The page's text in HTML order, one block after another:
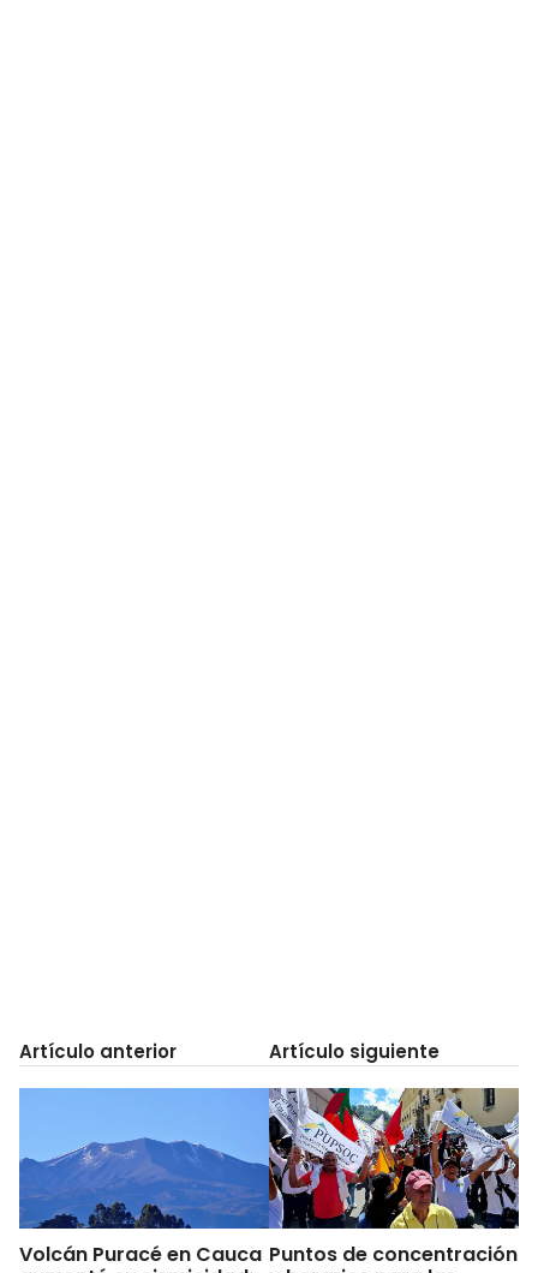
Artículo anterior
Volcán Puracé en Cauca
Artículo siguiente
Puntos de concentración